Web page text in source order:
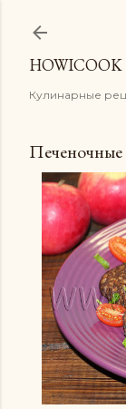
HOWICOOK
Кулинарные
Печеночные